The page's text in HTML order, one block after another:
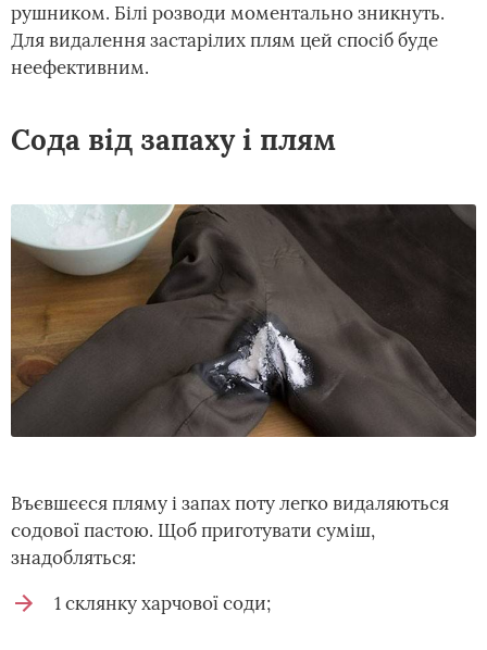
рушником. Білі розводи моментально зникнуть.
Для видалення застарілих плям цей спосіб буде
неефективним.
Сода від запаху і плям
Въєвшєєся пляму і запах поту легко видаляються
содової пастою. Щоб приготувати суміш,
знадобляться:
1 склянку харчової соди;